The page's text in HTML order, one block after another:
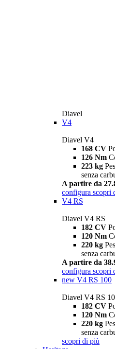
Diavel
V4
Diavel V4
168 CV
126 Nm
223 kg
senza
A partire da
configura scopri
V4 RS
Diavel V4 RS
182 CV
120 Nm
220 kg
senza
A partire da
configura scopri
new V4 RS 100
Diavel V4 RS
182 CV
120 Nm
220 kg
senza
scopri di più